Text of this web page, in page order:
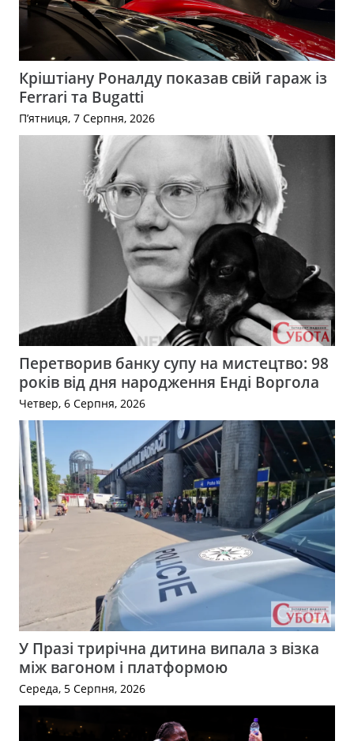
Кріштіану Роналду показав свій гараж із
Ferrari та Bugatti
П’ятниця, 7 Серпня, 2026
Перетворив банку супу на мистецтво: 98
років від дня народження Енді Воргола
Четвер, 6 Серпня, 2026
У Празі трирічна дитина випала з візка
між вагоном і платформою
Середа, 5 Серпня, 2026